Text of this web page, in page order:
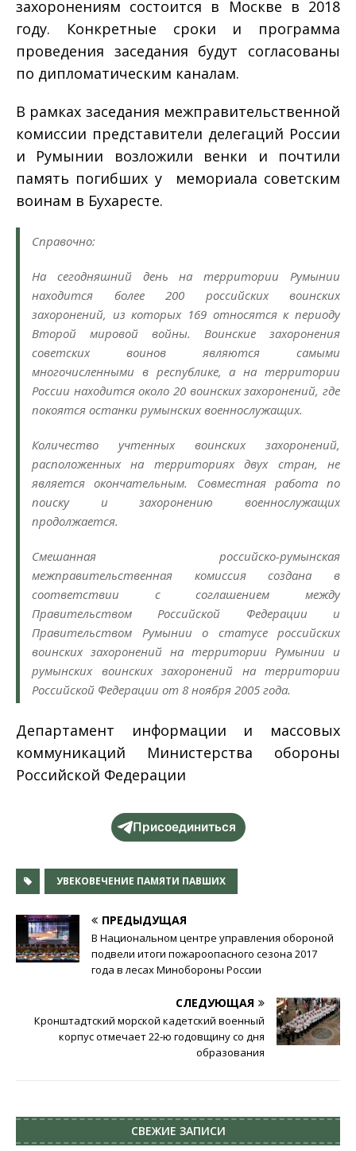
захоронениям состоится в Москве в 2018
году. Конкретные сроки и программа
проведения заседания будут согласованы
по дипломатическим каналам.
В рамках заседания межправительственной
комиссии представители делегаций России
и Румынии возложили венки и почтили
память погибших у мемориала советским
воинам в Бухаресте.
Справочно:
На сегодняшний день на территории Румынии
находится более 200 российских воинских
захоронений, из которых 169 относятся к периоду
Второй мировой войны. Воинские захоронения
советских воинов являются самыми
многочисленными в республике, а на территории
России находится около 20 воинских захоронений, где
покоятся останки румынских военнослужащих.
Количество учтенных воинских захоронений,
расположенных на территориях двух стран, не
является окончательным. Совместная работа по
поиску и захоронению военнослужащих
продолжается.
Смешанная российско-румынская
межправительственная комиссия создана в
соответствии с соглашением между
Правительством Российской Федерации и
Правительством Румынии о статусе российских
воинских захоронений на территории Румынии и
румынских воинских захоронений на территории
Российской Федерации от 8 ноября 2005 года.
Департамент информации и массовых
коммуникаций Министерства обороны
Российской Федерации
Присоединиться
УВЕКОВЕЧЕНИЕ ПАМЯТИ ПАВШИХ
ПРЕДЫДУЩАЯ
В Национальном центре управления обороной
подвели итоги пожароопасного сезона 2017
года в лесах Минобороны России
СЛЕДУЮЩАЯ
Кронштадтский морской кадетский военный
корпус отмечает 22-ю годовщину со дня
образования
СВЕЖИЕ ЗАПИСИ